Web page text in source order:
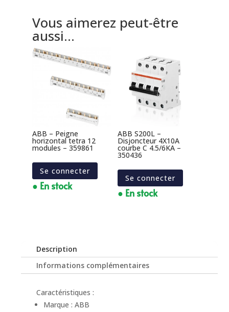
Vous aimerez peut-être
aussi…
ABB – Peigne
horizontal tetra 12
modules – 359861
Se connecter
● En stock
ABB S200L –
Disjoncteur 4X10A
courbe C 4.5/6KA –
350436
Se connecter
● En stock
Description
Informations complémentaires
Caractéristiques :
Marque : ABB